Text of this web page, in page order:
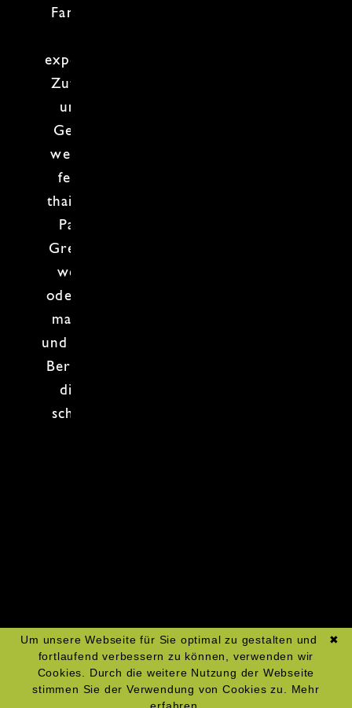
Fantasie ist der wichtigste Begleiter!
experimentieren
Zutaten aus verschiedenen Ländern,
um harmonische, aber völlig neue
Gerichte zu kreieren. Wie wäre es,
wenn
feurige Würze Mexikos
thailändische Frische
Pasta
Grenzen gesetzt – Kultur und Küche
werden eins! Egal, ob du Anfänger
oder Profi bist, bei uns lernst du, wie
man international kocht, kombiniert
und die Geschmackswelt neu entdeckt.
Bereit für
die deinen Gaumen auf
schicken? Dann ab an die Töpfe und
✖
Um unsere Webseite für Sie optimal zu gestalten und
fortlaufend verbessern zu können, verwenden wir
Cookies. Durch die weitere Nutzung der Webseite
stimmen Sie der Verwendung von Cookies zu. Mehr